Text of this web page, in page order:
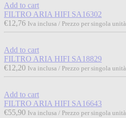
Add to cart
FILTRO ARIA HIFI SA16302
€12,76 Iva inclusa / Prezzo per singola unità
Add to cart
FILTRO ARIA HIFI SA18829
€12,20 Iva inclusa / Prezzo per singola unità
Add to cart
FILTRO ARIA HIFI SA16643
€55,90 Iva inclusa / Prezzo per singola unità